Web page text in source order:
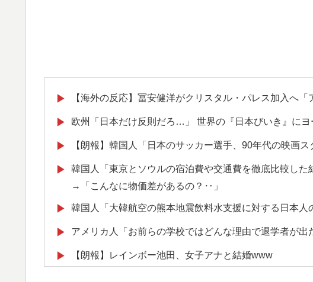
▶ 【海外の反応】冨安健洋がクリスタル・パレス加入へ
▶ 欧州「日本だけ反則だろ…」 世界の『日本びいき』に
▶ 【朗報】韓国人「日本のサッカー選手、90年代の映画ス
▶
韓国人「東京とソウルの宿泊費や交通費を徹底比較した
→「こんなに物価差があるの？‥」
▶ 韓国人「大韓航空の熊本地震飲料水支援に対する日本
▶ アメリカ人「お前らの学校ではどんな理由で退学者が出
▶ 【朗報】レインボー池田、女子アナと結婚www